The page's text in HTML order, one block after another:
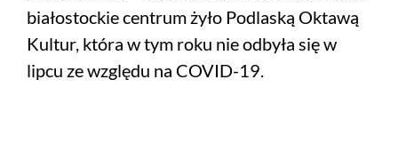
białostockie centrum żyło Podlaską Oktawą
Kultur, która w tym roku nie odbyła się w
lipcu ze względu na COVID-19.